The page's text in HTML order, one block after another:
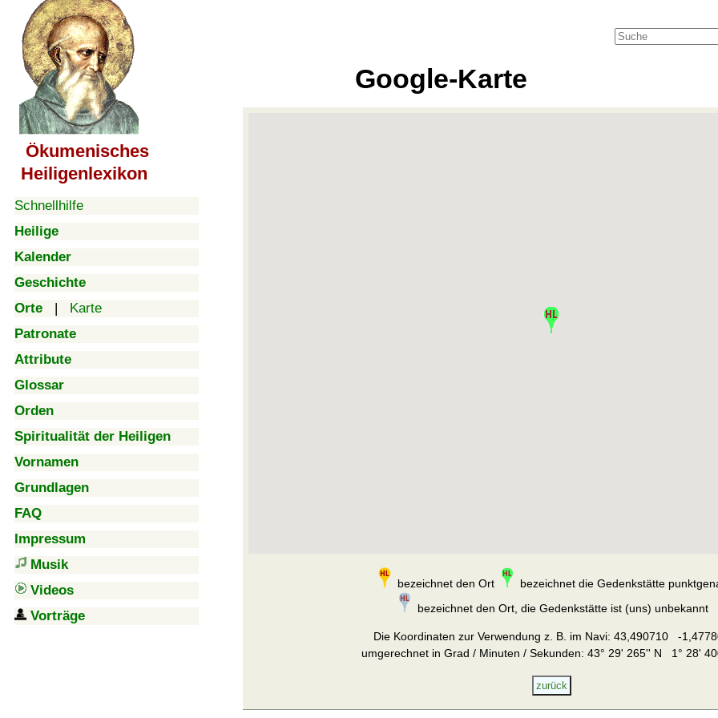
Ökumenisches
Heiligenlexikon
Schnellhilfe
Heilige
Kalender
Geschichte
Orte | Karte
Patronate
Attribute
Glossar
Orden
Spiritualität der Heiligen
Vornamen
Grundlagen
FAQ
Impressum
Musik
Videos
Vorträge
Google-Karte
bezeichnet den Ort
bezeichnet die Gedenkstätte
bezeichnet den Ort, die Gedenkstätte ist (uns) unbekannt
Die Koordinaten zur Verwendung z. B. im Navi: 43,490710 -
umgerechnet in Grad / Minuten / Sekunden: 43° 29' 265'' N 1° 28'